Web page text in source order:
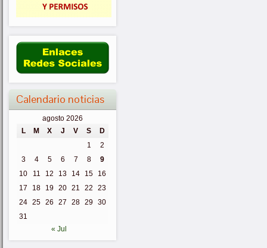
Calendario noticias
agosto 2026
L
M X J V S
D
1
2
3
4 5 6 7 8
9
10
11 12 13 14 15
16
17
18 19 20 21 22
23
24 25 26 27 28 29 30
31
« Jul